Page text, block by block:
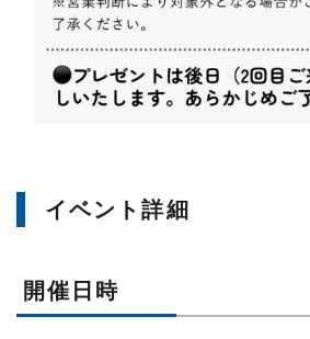
イベント詳細
開催日時